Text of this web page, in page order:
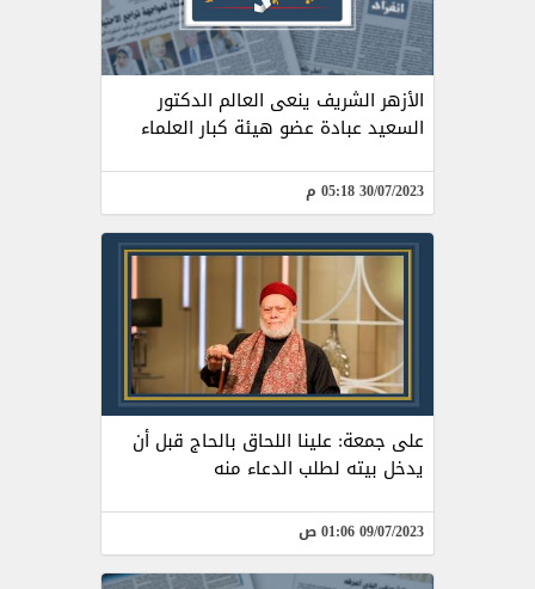
الأزهر الشريف ينعى العالم الدكتور
السعيد عبادة عضو هيئة كبار العلماء
30/07/2023 05:18 م
على جمعة: علينا اللحاق بالحاج قبل أن
يدخل بيته لطلب الدعاء منه
09/07/2023 01:06 ص